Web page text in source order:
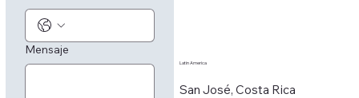
Mensaje
Latin America
San José, Costa Rica